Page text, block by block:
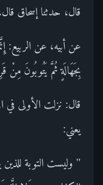
قال، حدثنا إسحاق
عن أبيه، عن الربيع:
بِجَهَالَةٍ ثُمَّ يَتُوبُونَ مِنْ
قال: نزلت الأولى في
يعني:
" وليست التوبة